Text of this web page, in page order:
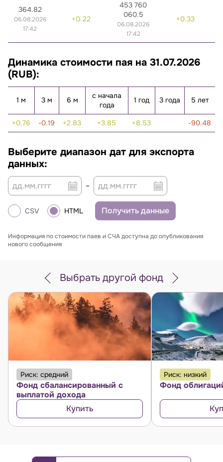
364.82
06.08.2026
17:42
0.22
453 760
060.5
06.08.2026
17:42
0.33
Динамика стоимости пая на 31.07.2026
(RUB):
1 м 3 м 6 м
с начала
года
1 год 3 года 5 лет
0.76 -0.19 2.83 3.85 8.53 -90.48
Выберите диапазон дат для экспорта
данных:
–
CSV HTML Получить данные
Информация по стоимости паев и СЧА доступна до опубликования
нового сообщения
Выбрать другой фонд
Риск: средний
Фонд сбалансированный с
выплатой дохода
Купить
Риск: низкий
Фонд